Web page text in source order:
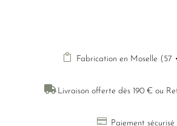
 Fabrication en Moselle (57
 Livraison offerte dès 190 € ou
 Paiement sécurisé